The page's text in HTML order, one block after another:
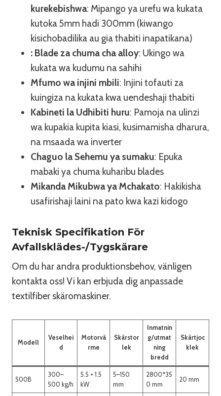
kurekebishwa: Mipango ya urefu wa kukata
kutoka 5mm hadi 300mm (kiwango
kisichobadilika au gia thabiti inapatikana)
: Blade za chuma cha alloy: Ukingo wa
kukata wa kudumu na sahihi
Mfumo wa injini mbili: Injini tofauti za
kuingiza na kukata kwa uendeshaji thabiti
Kabineti la Udhibiti huru: Pamoja na ulinzi
wa kupakia kupita kiasi, kusimamisha dharura,
na msaada wa inverter
Chaguo la Sehemu ya sumaku: Epuka
mabaki ya chuma kuharibu blades
Mikanda Mikubwa ya Mchakato: Hakikisha
usafirishaji laini na pato kwa kazi kidogo
Teknisk Specifikation För
Avfallsklädes-/tygskärare
Om du har andra produktionsbehov, vänligen
kontakta oss! Vi kan erbjuda dig anpassade
textilfiber skäromaskiner.
Modell
Veselhei
d
Motorvä
rme
Skärstor
lek
Inmatnin
g/utmat
ning
bredd
Skärtjoc
klek
500B
300–
500 kg/h
5.5 + 1.5
kW
5–150
mm
2800*35
0 mm
20 mm